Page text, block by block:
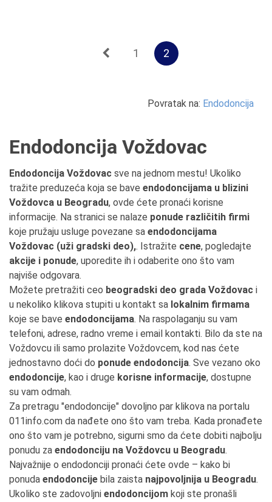
1 2
Povratak na: Endodoncija
Endodoncija Voždovac
Endodoncija Voždovac sve na jednom mestu! Ukoliko
tražite preduzeća koja se bave endodoncijama u blizini
Voždovca u Beogradu, ovde ćete pronaći korisne
informacije. Na stranici se nalaze ponude različitih firmi
koje pružaju usluge povezane sa endodoncijama
Voždovac (uži gradski deo),. Istražite cene, pogledajte
akcije i ponude, uporedite ih i odaberite ono što vam
najviše odgovara.
Možete pretražiti ceo beogradski deo grada Voždovac i
u nekoliko klikova stupiti u kontakt sa lokalnim firmama
koje se bave endodoncijama. Na raspolaganju su vam
telefoni, adrese, radno vreme i email kontakti. Bilo da ste na
Voždovcu ili samo prolazite Voždovcem, kod nas ćete
jednostavno doći do ponude endodoncija. Sve vezano oko
endodoncije, kao i druge korisne informacije, dostupne
su vam odmah.
Za pretragu "endodoncije" dovoljno par klikova na portalu
011info.com da nađete ono što vam treba. Kada pronađete
ono što vam je potrebno, sigurni smo da ćete dobiti najbolju
ponudu za endodonciju na Voždovcu u Beogradu.
Najvažnije o endodonciji pronaći ćete ovde – kako bi
ponuda endodoncije bila zaista najpovoljnija u Beogradu.
Ukoliko ste zadovoljni endodoncijom koji ste pronašli